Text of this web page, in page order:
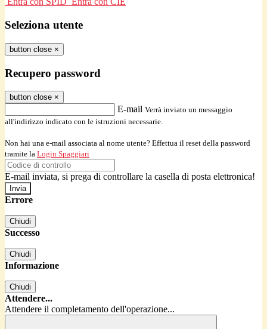
Seleziona utente
button close ×
Recupero password
button close ×
E-mail Verrà inviato un messaggio
all'indirizzo indicato con le istruzioni necessarie.
Non hai una e-mail associata al nome utente? Effettua il reset della password
tramite la Login Spaggiari
E-mail inviata, si prega di controllare la casella di posta elettronica!
Errore
Chiudi
Successo
Chiudi
Informazione
Chiudi
Attendere...
Attendere il completamento dell'operazione...